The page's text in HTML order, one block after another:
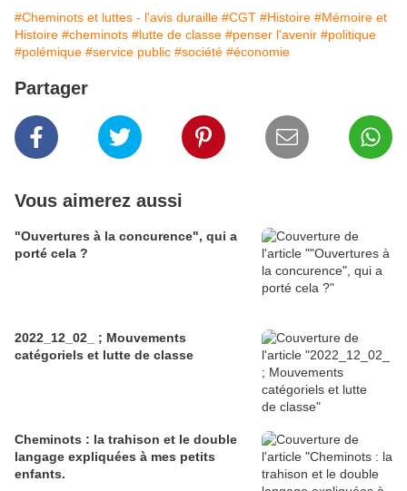
#Cheminots et luttes - l'avis duraille #CGT #Histoire #Mémoire et
Histoire #cheminots #lutte de classe #penser l'avenir #politique
#polémique #service public #société #économie
Partager
Vous aimerez aussi
"Ouvertures à la concurence", qui a
porté cela ?
2022_12_02_ ; Mouvements
catégoriels et lutte de classe
Cheminots : la trahison et le double
langage expliquées à mes petits
enfants.